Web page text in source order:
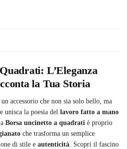
L’Eleganza
la Tua Storia
accessorio che non sia solo bello, ma
unisca la poesia del lavoro fatto a mano
Borsa uncinetto a quadrati è proprio
che trasforma un semplice
di stile e autenticità. Scopri il fascino